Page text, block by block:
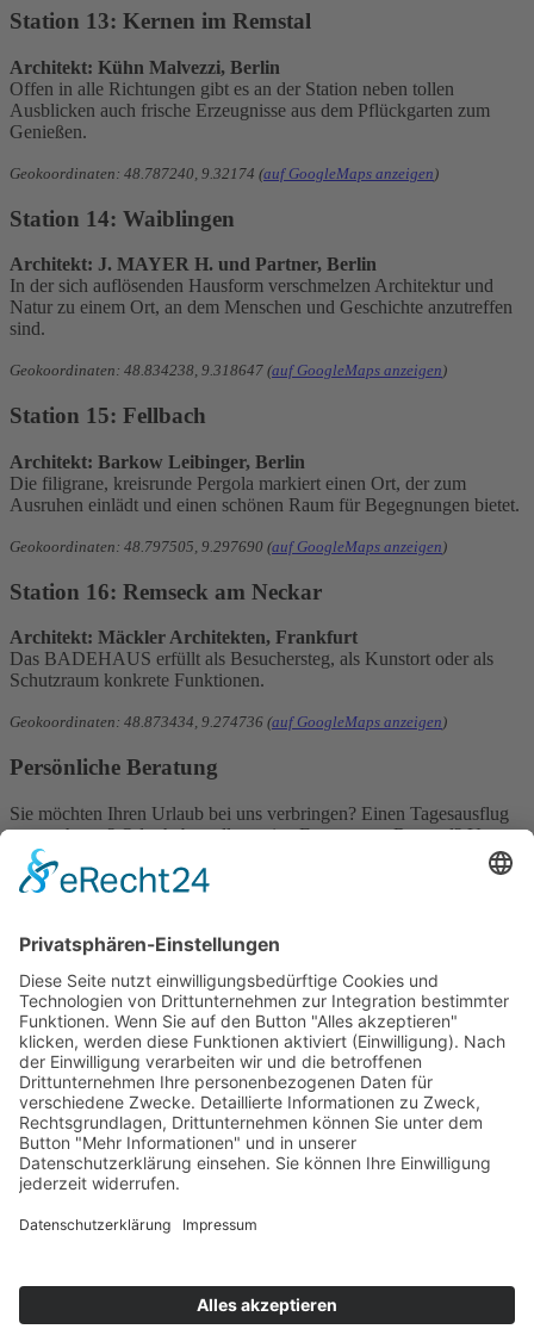
Station 13: Kernen im Remstal
Architekt: Kühn Malvezzi, Berlin
Offen in alle Richtungen gibt es an der Station neben tollen
Ausblicken auch frische Erzeugnisse aus dem Pflückgarten zum
Genießen.
Geokoordinaten: 48.787240, 9.32174 (auf GoogleMaps anzeigen)
Station 14: Waiblingen
Architekt: J. MAYER H. und Partner, Berlin
In der sich auflösenden Hausform verschmelzen Architektur und
Natur zu einem Ort, an dem Menschen und Geschichte anzutreffen
sind.
Geokoordinaten: 48.834238, 9.318647 (auf GoogleMaps anzeigen)
Station 15: Fellbach
Architekt: Barkow Leibinger, Berlin
Die filigrane, kreisrunde Pergola markiert einen Ort, der zum
Ausruhen einlädt und einen schönen Raum für Begegnungen bietet.
Geokoordinaten: 48.797505, 9.297690 (auf GoogleMaps anzeigen)
Station 16: Remseck am Neckar
Architekt: Mäckler Architekten, Frankfurt
Das BADEHAUS erfüllt als Besuchersteg, als Kunstort oder als
Schutzraum konkrete Funktionen.
Geokoordinaten: 48.873434, 9.274736 (auf GoogleMaps anzeigen)
Persönliche Beratung
Sie möchten Ihren Urlaub bei uns verbringen? Einen Tagesausflug
unternehmen? Oder haben allgemeine Fragen zum Remstal? Unser
erfahrenes Team berät Sie während unserer
gerne
persönlich:
07151 27202-0
business@remstal.de
Mit unserem kostenfreien Newsletter sind Sie immer auf dem
Laufenden. Wir informieren Sie regelmäßig über Neuigkeiten und